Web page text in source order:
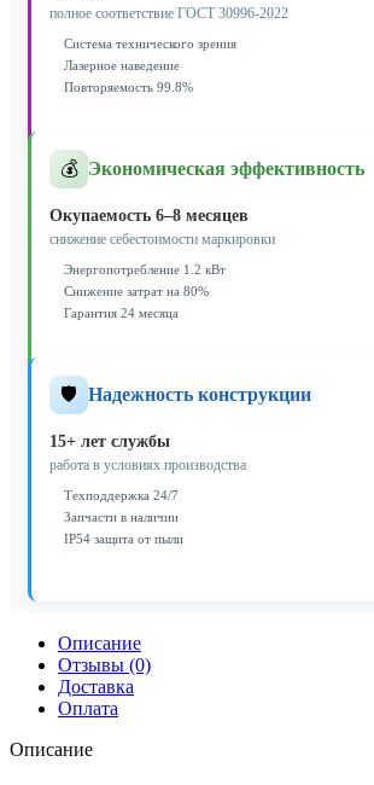
полное соответствие ГОСТ 30996-2022
Система технического зрения
Лазерное наведение
Повторяемость 99.8%
💰 Экономическая эффективность
Окупаемость 6–8 месяцев
снижение себестоимости маркировки
Энергопотребление 1.2 кВт
Снижение затрат на 80%
Гарантия 24 месяца
🛡️ Надежность конструкции
15+ лет службы
работа в условиях производства
Техподдержка 24/7
Запчасти в наличии
IP54 защита от пыли
Описание
Отзывы (0)
Доставка
Оплата
Описание